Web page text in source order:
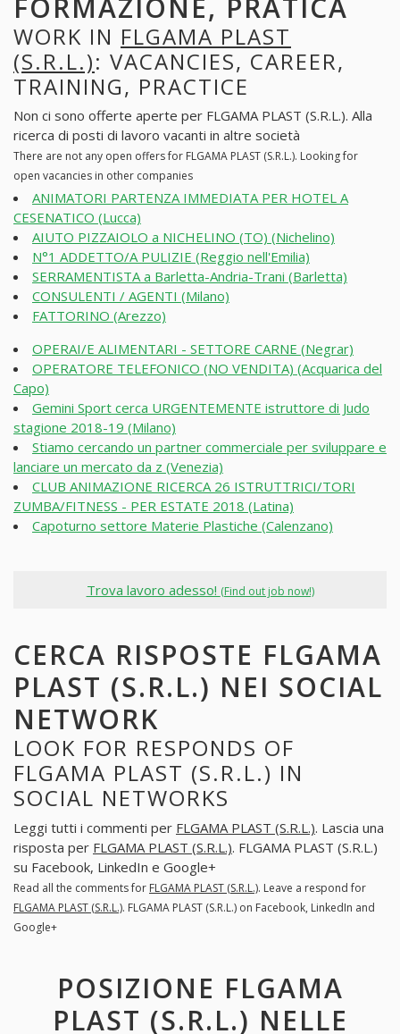
WORK IN FLGAMA PLAST
(S.R.L.): VACANCIES, CAREER,
TRAINING, PRACTICE
Non ci sono offerte aperte per FLGAMA PLAST (S.R.L.). Alla
ricerca di posti di lavoro vacanti in altre società
There are not any open offers for FLGAMA PLAST (S.R.L.). Looking for
open vacancies in other companies
ANIMATORI PARTENZA IMMEDIATA PER HOTEL A
CESENATICO (Lucca)
AIUTO PIZZAIOLO a NICHELINO (TO) (Nichelino)
N°1 ADDETTO/A PULIZIE (Reggio nell'Emilia)
SERRAMENTISTA a Barletta-Andria-Trani (Barletta)
CONSULENTI / AGENTI (Milano)
FATTORINO (Arezzo)
OPERAI/E ALIMENTARI - SETTORE CARNE (Negrar)
OPERATORE TELEFONICO (NO VENDITA) (Acquarica del
Capo)
Gemini Sport cerca URGENTEMENTE istruttore di Judo
stagione 2018-19 (Milano)
Stiamo cercando un partner commerciale per sviluppare e
lanciare un mercato da z (Venezia)
CLUB ANIMAZIONE RICERCA 26 ISTRUTTRICI/TORI
ZUMBA/FITNESS - PER ESTATE 2018 (Latina)
Capoturno settore Materie Plastiche (Calenzano)
Trova lavoro adesso! (Find out job now!)
CERCA RISPOSTE FLGAMA
PLAST (S.R.L.) NEI SOCIAL
NETWORK
LOOK FOR RESPONDS OF
FLGAMA PLAST (S.R.L.) IN
SOCIAL NETWORKS
Leggi tutti i commenti per FLGAMA PLAST (S.R.L.). Lascia una
risposta per FLGAMA PLAST (S.R.L.). FLGAMA PLAST (S.R.L.)
su Facebook, LinkedIn e Google+
Read all the comments for FLGAMA PLAST (S.R.L.). Leave a respond for
FLGAMA PLAST (S.R.L.). FLGAMA PLAST (S.R.L.) on Facebook, LinkedIn and
Google+
POSIZIONE FLGAMA
PLAST (S.R.L.) NELLE